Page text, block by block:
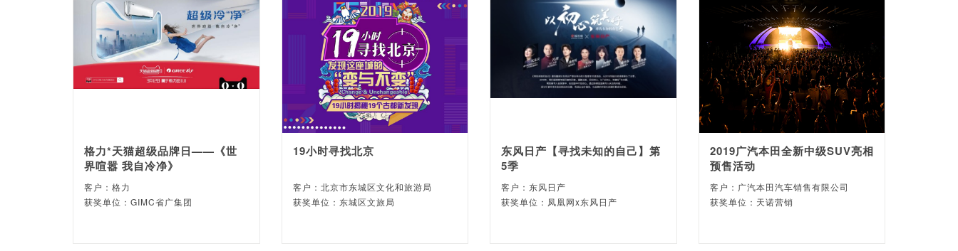
格力*天猫超级品牌日——《世
界喧嚣 我自冷净》
客户：格力
获奖单位：GIMC省广集团
19小时寻找北京
客户：北京市东城区文化和旅游局
获奖单位：东城区文旅局
东风日产【寻找未知的自己】第
5季
客户：东风日产
获奖单位：凤凰网x东风日产
2019广汽本田全新中级SUV亮相
预售活动
客户：广汽本田汽车销售有限公司
获奖单位：天诺营销